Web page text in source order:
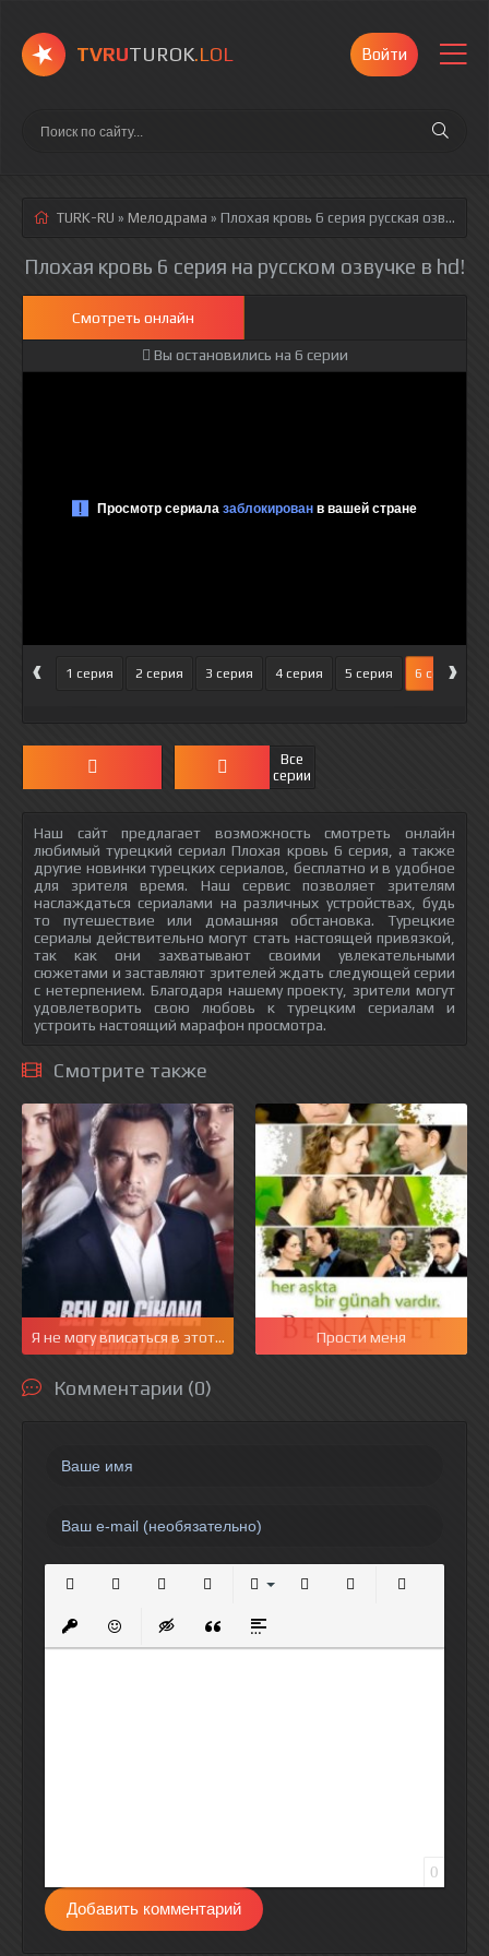
TVRUTUROK.LOL Войти
TURK-RU » Мелодрама » Плохая кровь 6 серия русская озвучка полностью смотреть онлайн!
Плохая кровь 6 серия на русском озвучке в hd!
Смотреть онлайн
Вы остановились на 6 серии
‹ 1 серия 2 серия 3 серия 4 серия 5 серия 6 серия
›
Все
серии
Наш сайт предлагает возможность смотреть онлайн
любимый турецкий сериал Плохая кровь 6 серия, а также
другие новинки турецких сериалов, бесплатно и в удобное
для зрителя время. Наш сервис позволяет зрителям
наслаждаться сериалами на различных устройствах, будь
то путешествие или домашняя обстановка. Турецкие
сериалы действительно могут стать настоящей привязкой,
так как они захватывают своими увлекательными
сюжетами и заставляют зрителей ждать следующей серии
с нетерпением. Благодаря нашему проекту, зрители могут
удовлетворить свою любовь к турецким сериалам и
устроить настоящий марафон просмотра.
Смотрите также
Я не могу вписаться в этот мир Прости меня
Комментарии (0)
Вставить защищенную ссылку
Вставить смайлик
Вставка скрытого текста
Вставка цитаты
Вставка спойлера
0
Добавить комментарий